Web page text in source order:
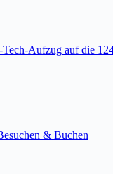
Aufzug auf die
& Buchen